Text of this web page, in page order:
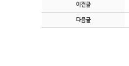
이전글
다음글